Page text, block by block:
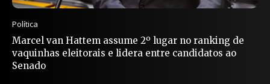
Política
Marcel van Hattem assume 2º lugar no ranking de
vaquinhas eleitorais e lidera entre candidatos ao
Senado